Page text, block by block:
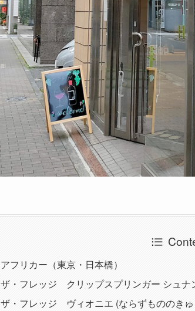
アフリカー（東京・日本橋）
ザ・フレッジ クリップスプリンガー シュナ
ザ・フレッジ ヴィオニエ (ならずもののき